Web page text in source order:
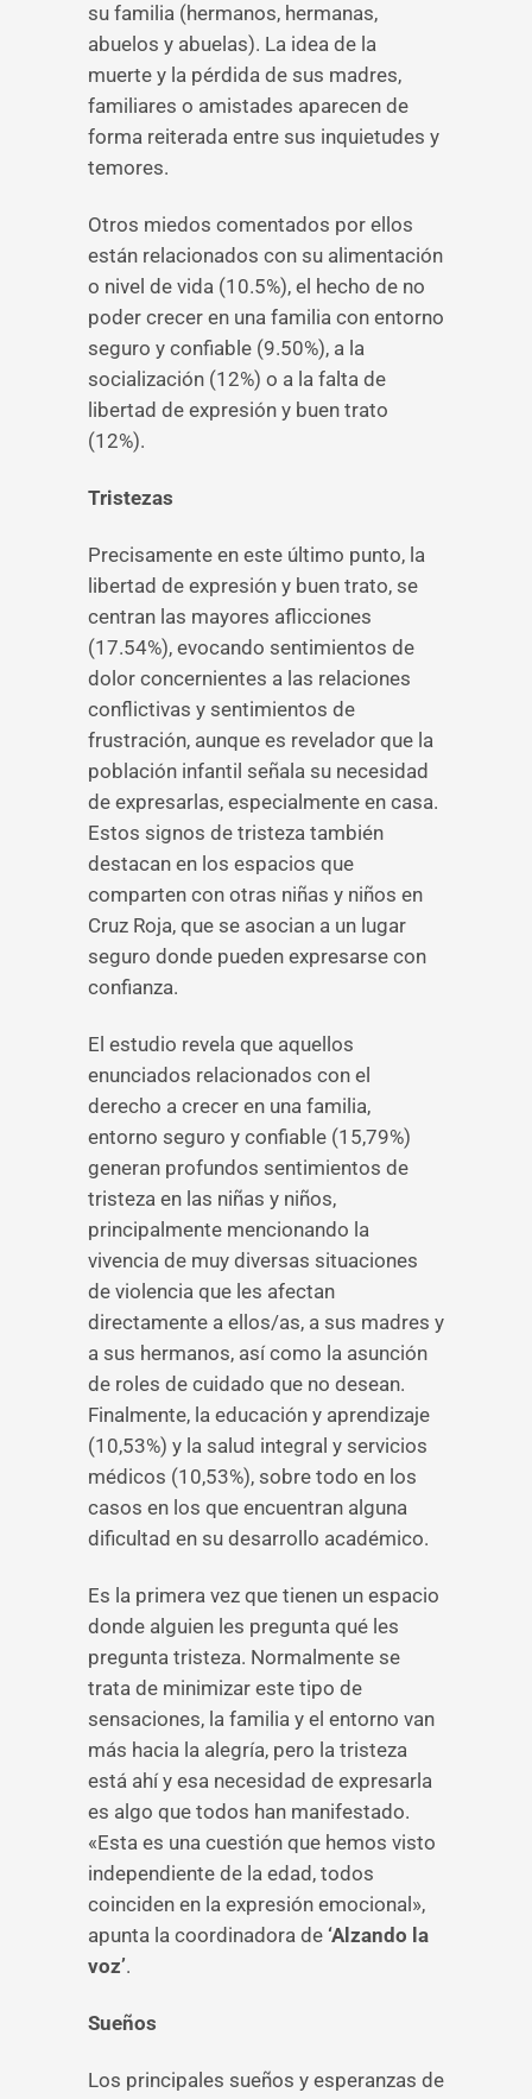
su familia (hermanos, hermanas,
abuelos y abuelas). La idea de la
muerte y la pérdida de sus madres,
familiares o amistades aparecen de
forma reiterada entre sus inquietudes y
temores.
Otros miedos comentados por ellos
están relacionados con su alimentación
o nivel de vida (10.5%), el hecho de no
poder crecer en una familia con entorno
seguro y confiable (9.50%), a la
socialización (12%) o a la falta de
libertad de expresión y buen trato
(12%).
Tristezas
Precisamente en este último punto, la
libertad de expresión y buen trato, se
centran las mayores aflicciones
(17.54%), evocando sentimientos de
dolor concernientes a las relaciones
conflictivas y sentimientos de
frustración, aunque es revelador que la
población infantil señala su necesidad
de expresarlas, especialmente en casa.
Estos signos de tristeza también
destacan en los espacios que
comparten con otras niñas y niños en
Cruz Roja, que se asocian a un lugar
seguro donde pueden expresarse con
confianza.
El estudio revela que aquellos
enunciados relacionados con el
derecho a crecer en una familia,
entorno seguro y confiable (15,79%)
generan profundos sentimientos de
tristeza en las niñas y niños,
principalmente mencionando la
vivencia de muy diversas situaciones
de violencia que les afectan
directamente a ellos/as, a sus madres y
a sus hermanos, así como la asunción
de roles de cuidado que no desean.
Finalmente, la educación y aprendizaje
(10,53%) y la salud integral y servicios
médicos (10,53%), sobre todo en los
casos en los que encuentran alguna
dificultad en su desarrollo académico.
Es la primera vez que tienen un espacio
donde alguien les pregunta qué les
pregunta tristeza. Normalmente se
trata de minimizar este tipo de
sensaciones, la familia y el entorno van
más hacia la alegría, pero la tristeza
está ahí y esa necesidad de expresarla
es algo que todos han manifestado.
«Esta es una cuestión que hemos visto
independiente de la edad, todos
coinciden en la expresión emocional»,
apunta la coordinadora de ‘Alzando la
voz’.
Sueños
Los principales sueños y esperanzas de